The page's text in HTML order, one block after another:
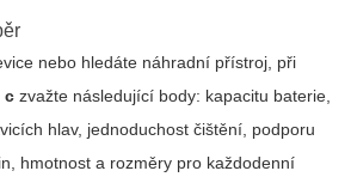
nebo hledáte náhradní přístroj, při
c zvažte následující body: kapacitu baterie,
hlav, jednoduchost čištění, podporu
hmotnost a rozměry pro každodenní